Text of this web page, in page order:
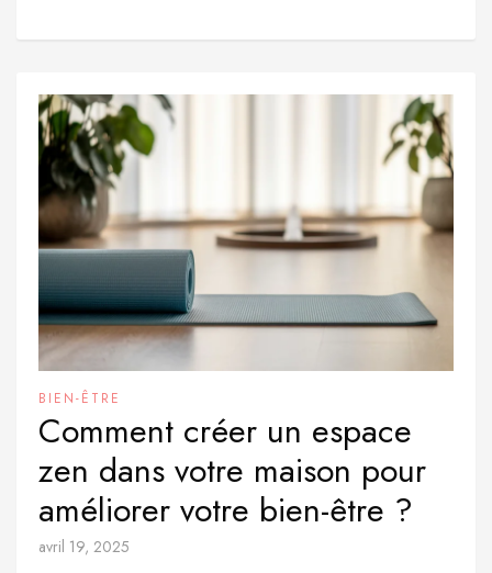
BIEN-ÊTRE
Comment créer un espace
zen dans votre maison pour
améliorer votre bien-être ?
avril 19, 2025